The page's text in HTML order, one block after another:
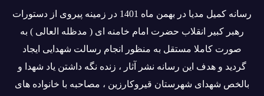
رسانه کمیل مدیا در بهمن ماه 1401 در زمینه پیروی از دستورات
رهبر کبیر انقلاب حضرت امام خامنه ای ( مدظله العالی ) به
صورت کاملا مستقل به منظور انجام رسالت شهدایی ایجاد
گردید و هدف این رسانه نشر آثار ، زنده نگه داشتن یاد شهدا و
بالخص شهدای شهرستان قیروکارزین ، مصاحبه با خانواده های